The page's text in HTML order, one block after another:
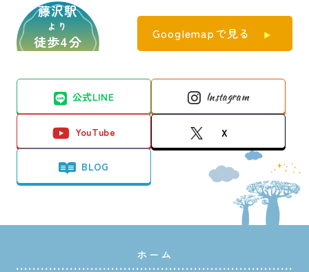
藤沢駅
より
徒歩4分 Googlemapで見る
公式LINE Instagram
YouTube X
BLOG
ホーム